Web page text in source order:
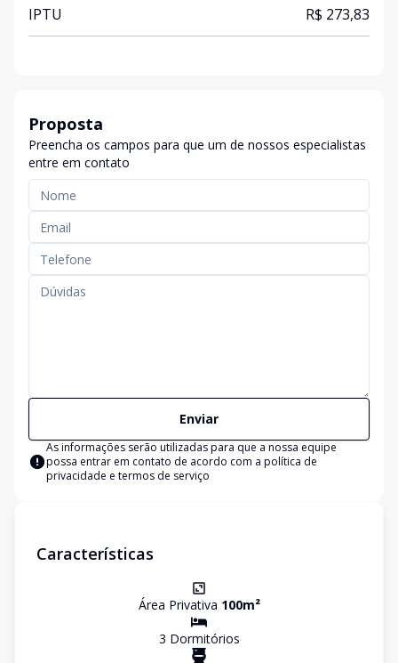
IPTU R$ 273,83
Proposta
Preencha os campos para que um de nossos especialistas
entre em contato
Enviar
As informações serão utilizadas para que a nossa equipe
possa entrar em contato de acordo com a política de
privacidade e termos de serviço
Características
Área Privativa 100m²
3 Dormitórios